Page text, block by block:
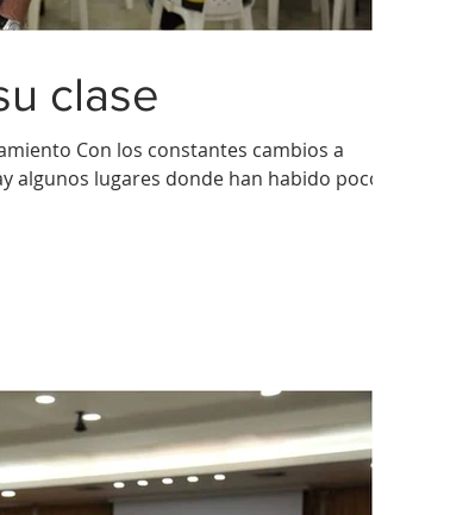
clase
Con los constantes cambios a
algunos lugares donde han habido poco